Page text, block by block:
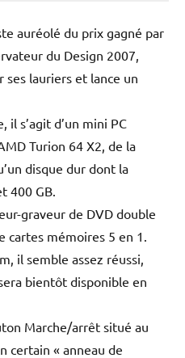
auréolé du prix gagné par
du Design 2007,
ses lauriers et lance un
il s’agit d’un mini PC
Turion 64 X2, de la
disque dur dont la
400 GB.
graveur de DVD double
cartes mémoires 5 en 1.
il semble assez réussi,
bientôt disponible en
Marche/arrêt situé au
certain « anneau de